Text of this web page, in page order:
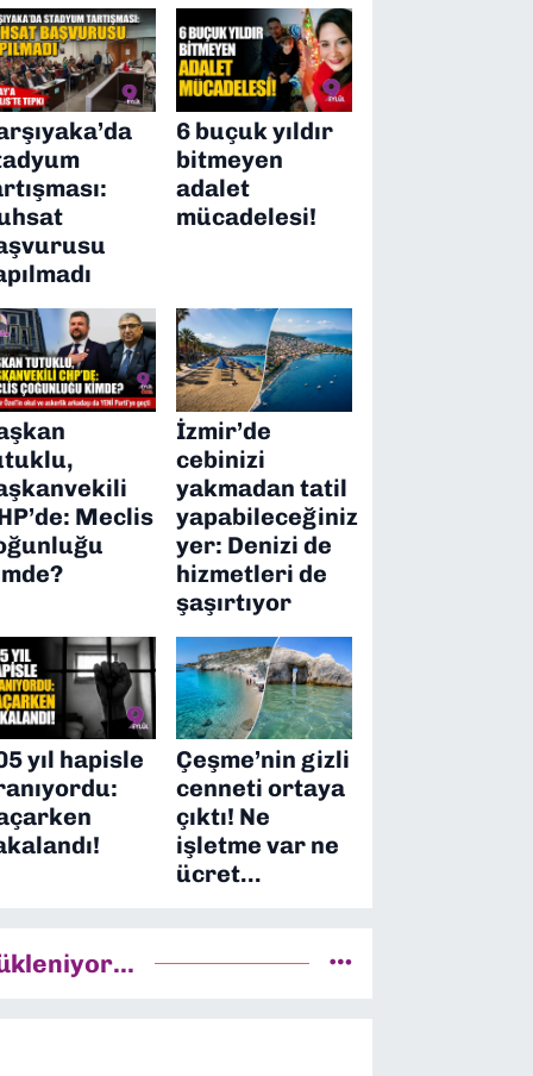
6 buçuk yıldır
bitmeyen
adalet
mücadelesi!
Meclis
İzmir’de
cebinizi
yakmadan tatil
yapabileceğiniz
yer: Denizi de
hizmetleri de
şaşırtıyor
yıl hapisle
Çeşme’nin gizli
cenneti ortaya
çıktı! Ne
işletme var ne
ücret…